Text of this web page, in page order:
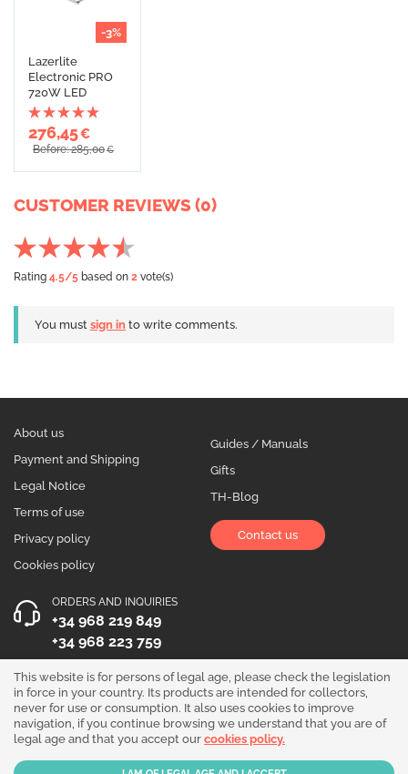
-3%
Lazerlite
Electronic PRO
720W LED
276,45€
Before: 285,00€
CUSTOMER REVIEWS (0)
Rating 4.5/5 based on 2 vote(s)
You must sign in to write comments.
About us
Payment and Shipping
Legal Notice
Terms of use
Privacy policy
Cookies policy
Guides / Manuals
Gifts
TH-Blog
Contact us
ORDERS AND INQUIRIES
+34 968 219 849
+34 968 223 759
OPENING HOURS
Monday to Friday 10:00 - 19:00
Follow us!
This website is for persons of legal age, please check the legislation
in force in your country. Its products are intended for collectors,
never for use or consumption. It also uses cookies to improve
navigation, if you continue browsing we understand that you are of
legal age and that you accept our cookies policy.